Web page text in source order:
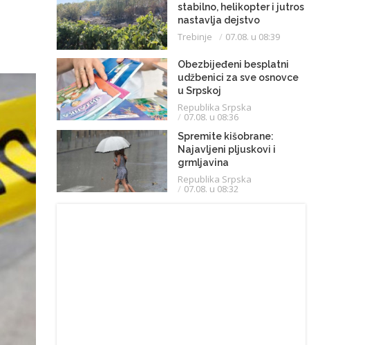
stabilno, helikopter i jutros
nastavlja dejstvo
Trebinje 07.08. u 08:39
Obezbijeđeni besplatni
udžbenici za sve osnovce
u Srpskoj
Republika Srpska
07.08. u 08:36
Spremite kišobrane:
Najavljeni pljuskovi i
grmljavina
Republika Srpska
07.08. u 08:32